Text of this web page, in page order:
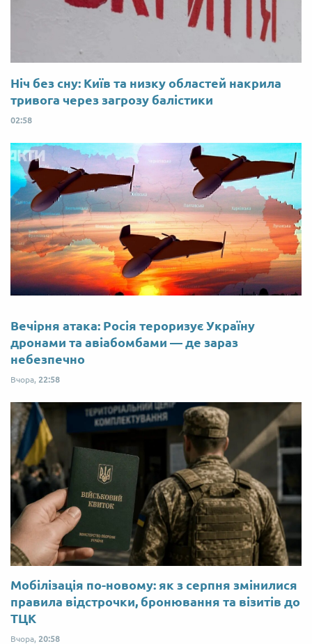
Ніч без сну: Київ та низку областей накрила
тривога через загрозу балістики
02:58
Вечірня атака: Росія тероризує Україну
дронами та авіабомбами — де зараз
небезпечно
Вчора, 22:58
Мобілізація по-новому: як з серпня змінилися
правила відстрочки, бронювання та візитів до
ТЦК
Вчора, 20:58